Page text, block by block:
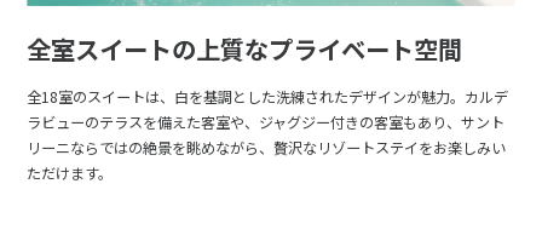
全室スイートの上質なプライベート空間
全18室のスイートは、白を基調とした洗練されたデザインが魅力。カルデ
ラビューのテラスを備えた客室や、ジャグジー付きの客室もあり、サント
リーニならではの絶景を眺めながら、贅沢なリゾートステイをお楽しみい
ただけます。